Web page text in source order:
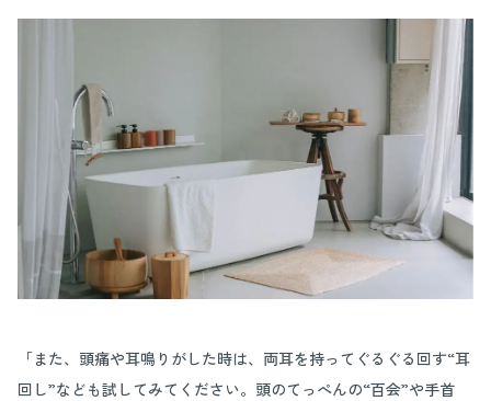
「また、頭痛や耳鳴りがした時は、両耳を持ってぐるぐる回す“耳
回し”なども試してみてください。頭のてっぺんの“百会”や手首